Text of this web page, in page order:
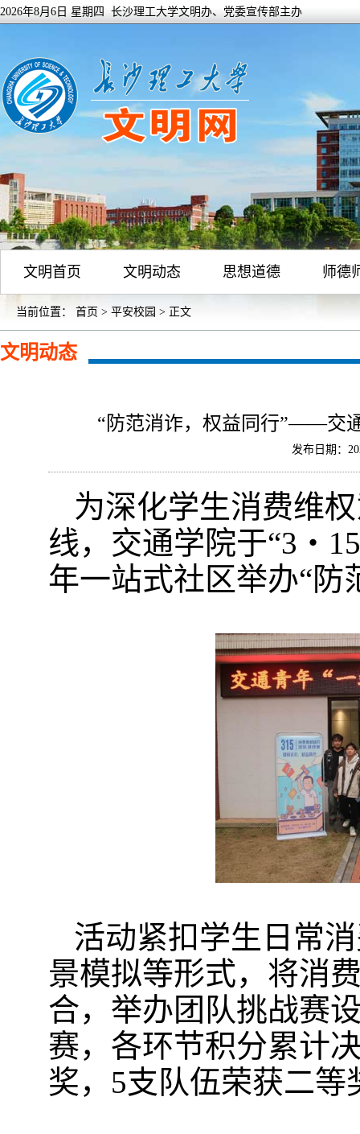
2026年8月6日 星期四 长沙理工大学文明办、党委宣传部主办
文明首页 文明动态 思想道德 师德
当前位置： 首页 > 平安校园 > 正文
文明动态
“防范消诈，权益同行”——交
发布日期：
为深化学生消费维
线，交通学院于“3・
年一站式社区举办“防
活动紧扣学生日常
景模拟等形式，将消
合，举办团队挑战赛
赛，各环节积分累计
奖，5支队伍荣获二